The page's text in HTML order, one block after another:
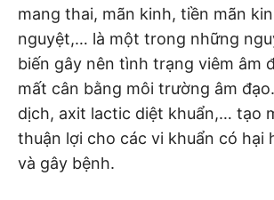
mang thai, mãn kinh, tiền mãn
nguyệt,… là một trong những
biến gây nên tình trạng viêm âm
mất cân bằng môi trường âm
dịch, axit lactic diệt khuẩn,… tạo
thuận lợi cho các vi khuẩn có hại
và gây bệnh.